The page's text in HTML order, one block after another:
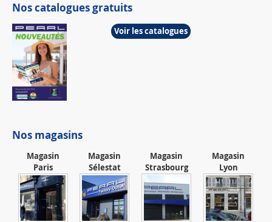
Nos catalogues gratuits
Voir les catalogues
Nos magasins
Magasin
Paris
Magasin
Sélestat
Magasin
Strasbourg
Magasin
Lyon